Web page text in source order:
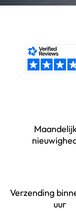
Verzending
uur